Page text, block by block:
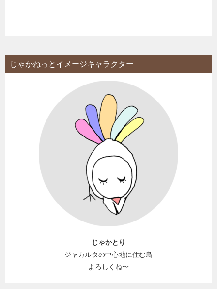
じゃかねっとイメージキャラクター
じゃかとり
ジャカルタの中心地に住む鳥
よろしくね〜